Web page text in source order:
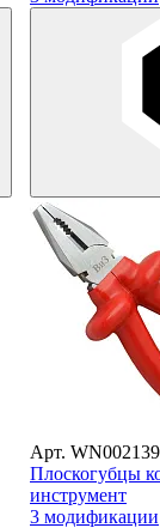
Арт.
Плоскогубцы
инструмент
3 модификации